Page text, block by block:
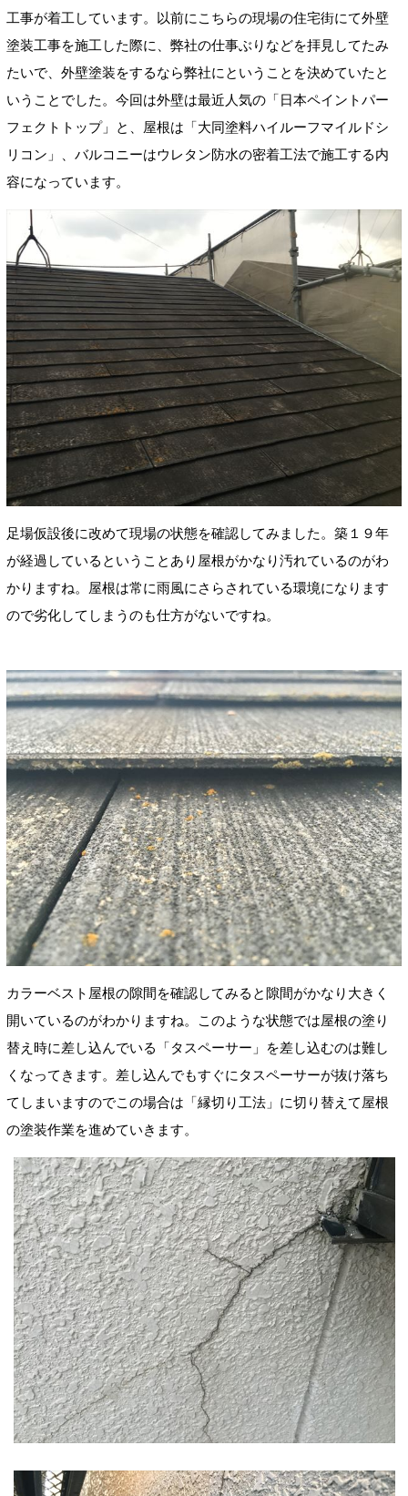
工事が着工しています。以前にこちらの現場の住宅街にて外壁
塗装工事を施工した際に、弊社の仕事ぶりなどを拝見してたみ
たいで、外壁塗装をするなら弊社にということを決めていたと
いうことでした。今回は外壁は最近人気の「日本ペイントパー
フェクトトップ」と、屋根は「大同塗料ハイルーフマイルドシ
リコン」、バルコニーはウレタン防水の密着工法で施工する内
容になっています。
足場仮設後に改めて現場の状態を確認してみました。築１９年
が経過しているということあり屋根がかなり汚れているのがわ
かりますね。屋根は常に雨風にさらされている環境になります
ので劣化してしまうのも仕方がないですね。
カラーベスト屋根の隙間を確認してみると隙間がかなり大きく
開いているのがわかりますね。このような状態では屋根の塗り
替え時に差し込んでいる「タスペーサー」を差し込むのは難し
くなってきます。差し込んでもすぐにタスペーサーが抜け落ち
てしまいますのでこの場合は「縁切り工法」に切り替えて屋根
の塗装作業を進めていきます。